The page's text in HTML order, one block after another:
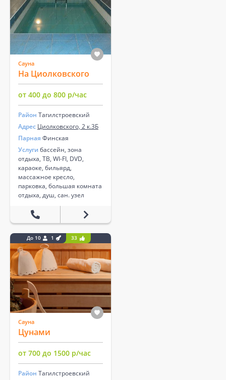
Сауна
На Циолковского
от 400 до 800 р/час
Район Тагилстроевский
Адрес Циолковского, 2 к.3Б
Парная Финская
Услуги бассейн, зона
отдыха, ТВ, WI-FI, DVD,
караоке, бильярд,
массажное кресло,
парковка, большая комната
отдыха, душ, сан. узел
До 10 1 33
Сауна
Цунами
от 700 до 1500 р/час
Район Тагилстроевский